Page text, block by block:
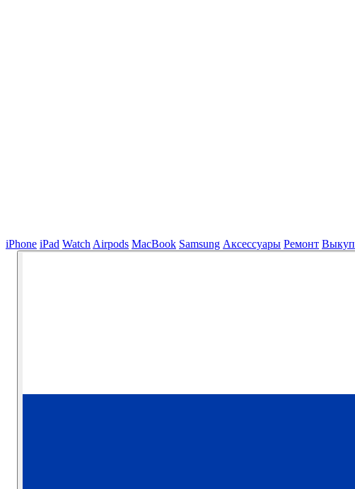
iPhone iPad Watch Airpods MacBook Samsung Аксессуары Ремонт Выкуп